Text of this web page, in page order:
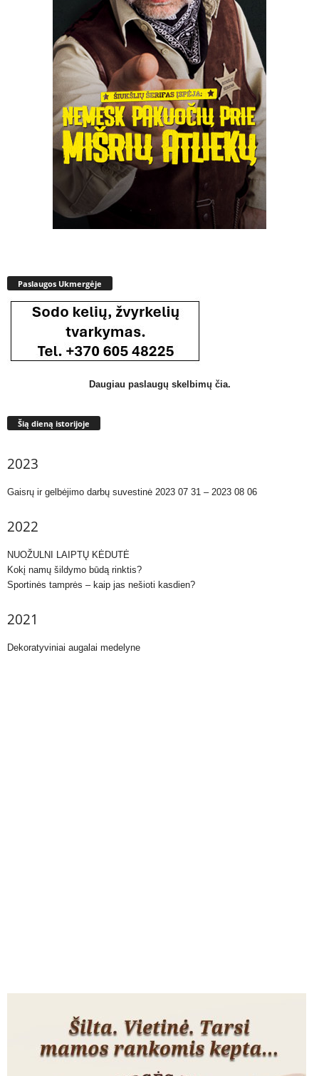
Paslaugos Ukmergėje
Daugiau paslaugų skelbimų čia.
Šią dieną istorijoje
2023
Gaisrų ir gelbėjimo darbų suvestinė 2023 07 31 – 2023 08 06
2022
NUOŽULNI LAIPTŲ KĖDUTĖ
Kokį namų šildymo būdą rinktis?
Sportinės tamprės – kaip jas nešioti kasdien?
2021
Dekoratyviniai augalai medelyne